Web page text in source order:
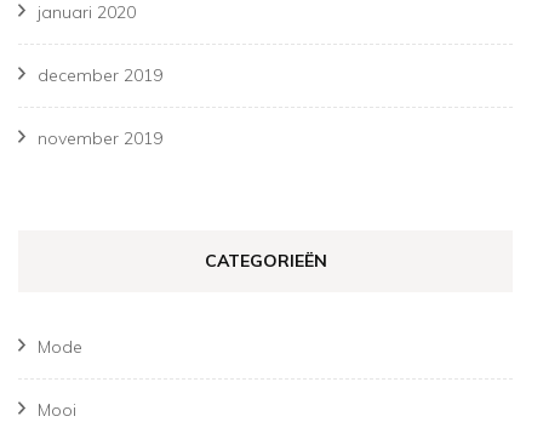
januari 2020
december 2019
november 2019
CATEGORIEËN
Mode
Mooi